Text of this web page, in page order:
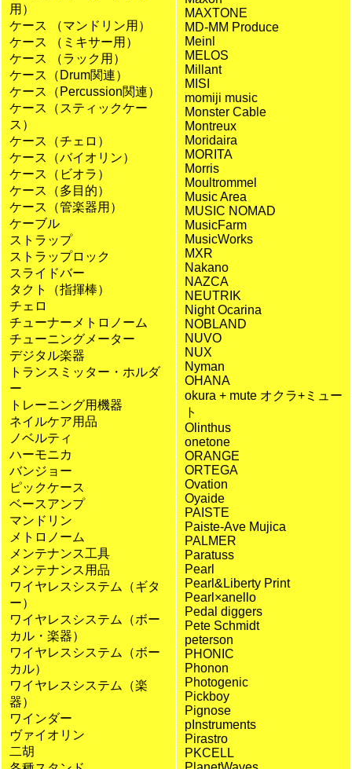
用）
ケース （マンドリン用）
ケース （ミキサー用）
ケース （ラック用）
ケース（Drum関連）
ケース（Percussion関連）
ケース（スティックケー
ス）
ケース（チェロ）
ケース（バイオリン）
ケース（ビオラ）
ケース（多目的）
ケース（管楽器用）
ケーブル
ストラップ
ストラップロック
スライドバー
タクト（指揮棒）
チェロ
チューナーメトロノーム
チューニングメーター
デジタル楽器
トランスミッター・ホルダ
ー
トレーニング用機器
ネイルケア用品
ノベルティ
ハーモニカ
バンジョー
ピックケース
ベースアンプ
マンドリン
メトロノーム
メンテナンス工具
メンテナンス用品
ワイヤレスシステム（ギタ
ー）
ワイヤレスシステム（ボー
カル・楽器）
ワイヤレスシステム（ボー
カル）
ワイヤレスシステム（楽
器）
ワインダー
ヴァイオリン
二胡
MAXTONE
MD-MM Produce
Meinl
MELOS
Millant
MISI
momiji music
Monster Cable
Montreux
Moridaira
MORITA
Morris
Moultrommel
Music Area
MUSIC NOMAD
MusicFarm
MusicWorks
MXR
Nakano
NAZCA
NEUTRIK
Night Ocarina
NOBLAND
NUVO
NUX
Nyman
OHANA
okura + mute オクラ+ミュー
ト
Olinthus
onetone
ORANGE
ORTEGA
Ovation
Oyaide
PAISTE
Paiste-Ave Mujica
PALMER
Paratuss
Pearl
Pearl&Liberty Print
Pearl×anello
Pedal diggers
Pete Schmidt
peterson
PHONIC
Phonon
Photogenic
Pickboy
Pignose
pInstruments
Pirastro
PKCELL